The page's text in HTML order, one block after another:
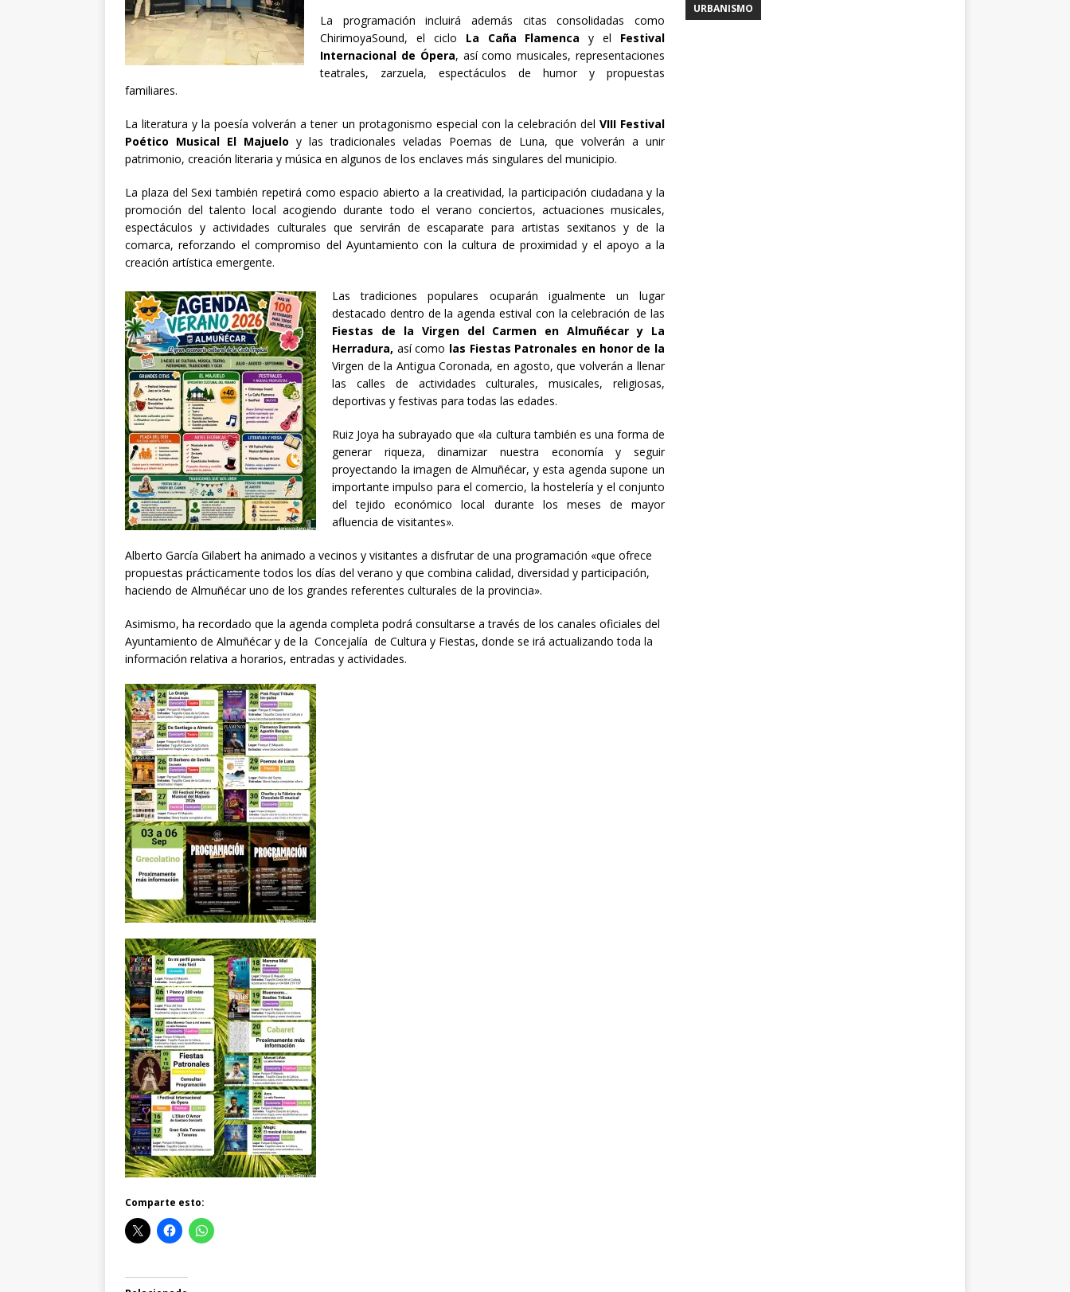
La programación incluirá además citas consolidadas como
ChirimoyaSound, el ciclo La Caña Flamenca y el Festival
Internacional de Ópera, así como musicales, representaciones
teatrales, zarzuela, espectáculos de humor y propuestas
familiares.
La literatura y la poesía volverán a tener un protagonismo especial con la celebración del VIII Festival
Poético Musical El Majuelo y las tradicionales veladas Poemas de Luna, que volverán a unir
patrimonio, creación literaria y música en algunos de los enclaves más singulares del municipio.
La plaza del Sexi también repetirá como espacio abierto a la creatividad, la participación ciudadana y la
promoción del talento local acogiendo durante todo el verano conciertos, actuaciones musicales,
espectáculos y actividades culturales que servirán de escaparate para artistas sexitanos y de la
comarca, reforzando el compromiso del Ayuntamiento con la cultura de proximidad y el apoyo a la
creación artística emergente.
Las tradiciones populares ocuparán igualmente un lugar
destacado dentro de la agenda estival con la celebración de las
Fiestas de la Virgen del Carmen en Almuñécar y La
Herradura, así como las Fiestas Patronales en honor de la
Virgen de la Antigua Coronada, en agosto, que volverán a llenar
las calles de actividades culturales, musicales, religiosas,
deportivas y festivas para todas las edades.
Ruiz Joya ha subrayado que «la cultura también es una forma de
generar riqueza, dinamizar nuestra economía y seguir
proyectando la imagen de Almuñécar, y esta agenda supone un
importante impulso para el comercio, la hostelería y el conjunto
del tejido económico local durante los meses de mayor
afluencia de visitantes».
Alberto García Gilabert ha animado a vecinos y visitantes a disfrutar de una programación «que ofrece
propuestas prácticamente todos los días del verano y que combina calidad, diversidad y participación,
haciendo de Almuñécar uno de los grandes referentes culturales de la provincia».
Asimismo, ha recordado que la agenda completa podrá consultarse a través de los canales oficiales del
Ayuntamiento de Almuñécar y de la Concejalía de Cultura y Fiestas, donde se irá actualizando toda la
información relativa a horarios, entradas y actividades.
Comparte esto:
URBANISMO